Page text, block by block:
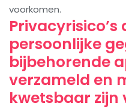
voorkomen.
persoonlijke
bijbehorende
verzameld en
kwetsbaar zijn